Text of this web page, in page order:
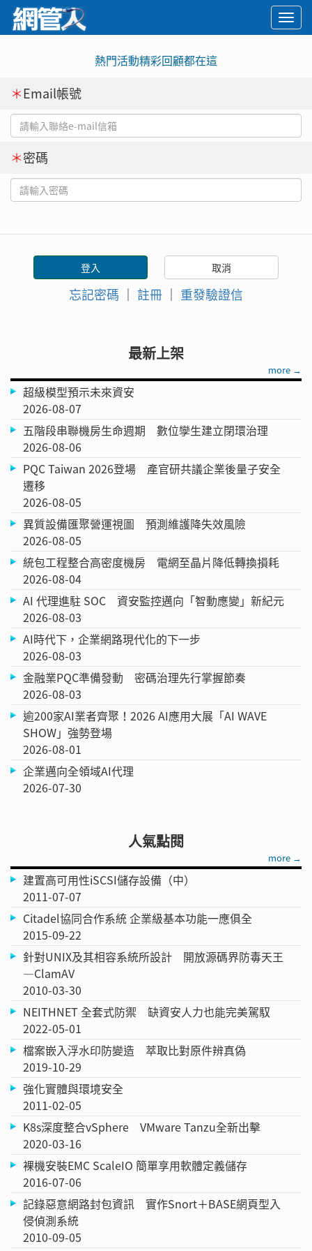
熱門活動精彩回顧都在這
＊Email帳號
＊密碼
忘記密碼 ｜ 註冊 ｜ 重發驗證信
最新上架
more →
超級模型預示未來資安
2026-08-07
五階段串聯機房生命週期 數位孿生建立閉環治理
2026-08-06
PQC Taiwan 2026登場 產官研共議企業後量子安全
遷移
2026-08-05
異質設備匯聚營運視圖 預測維護降失效風險
2026-08-05
統包工程整合高密度機房 電網至晶片降低轉換損耗
2026-08-04
AI 代理進駐 SOC 資安監控邁向「智動應變」新紀元
2026-08-03
AI時代下，企業網路現代化的下一步
2026-08-03
金融業PQC準備發動 密碼治理先行掌握節奏
2026-08-03
逾200家AI業者齊聚！2026 AI應用大展「AI WAVE
SHOW」強勢登場
2026-08-01
企業邁向全領域AI代理
2026-07-30
人氣點閱
more →
建置高可用性iSCSI儲存設備（中）
2011-07-07
Citadel協同合作系統 企業級基本功能一應俱全
2015-09-22
針對UNIX及其相容系統所設計 開放源碼界防毒天王
—ClamAV
2010-03-30
NEITHNET 全套式防禦 缺資安人力也能完美駕馭
2022-05-01
檔案嵌入浮水印防變造 萃取比對原件辨真偽
2019-10-29
強化實體與環境安全
2011-02-05
K8s深度整合vSphere VMware Tanzu全新出擊
2020-03-16
裸機安裝EMC ScaleIO 簡單享用軟體定義儲存
2016-07-06
記錄惡意網路封包資訊 實作Snort＋BASE網頁型入
侵偵測系統
2010-09-05